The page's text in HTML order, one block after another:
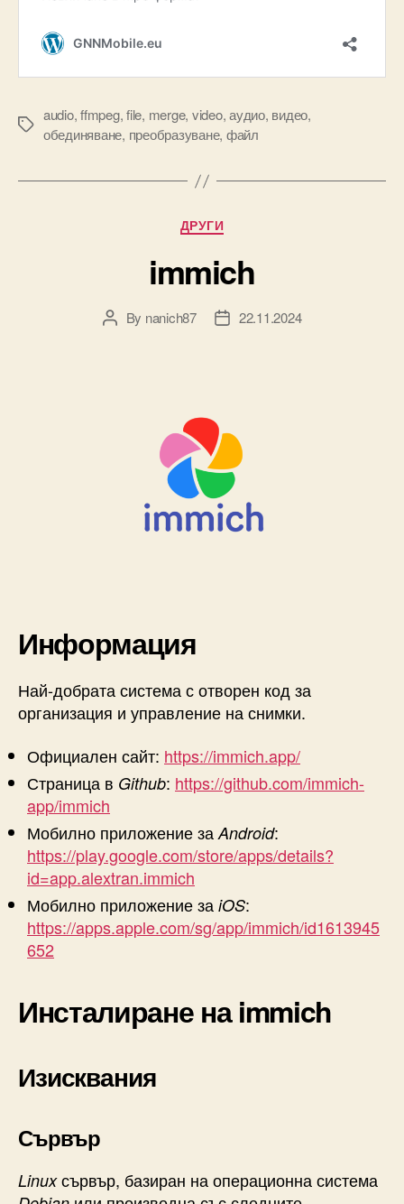
Tags
audio,ffmpeg,file, merge, video,аудио, видео,
обединяване, преобразуване, файл
Categories
ДРУГИ
immich
PostBy nanich87
Post22.11.2024
Информация
Най-добрата система с отворен код за
организация и управление на снимки.
Официален сайт: https://immich.app/
Страница в Github: https://github.com/immich-
app/immich
Мобилно приложение за Android:
https://play.google.com/store/apps/details?
id=app.alextran.immich
Мобилно приложение за iOS:
https://apps.apple.com/sg/app/immich/id1613945
652
Инсталиране на immich
Изисквания
Сървър
Linuxсървър, базиран на операционна система